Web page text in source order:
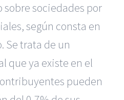
sobre sociedades por
según consta en
Se trata de un
que ya existe en el
pueden
en Alicante|Reclamación
BGD Abogados Madrid